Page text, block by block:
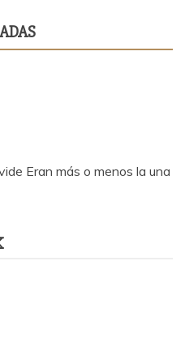
Eran más o menos la una